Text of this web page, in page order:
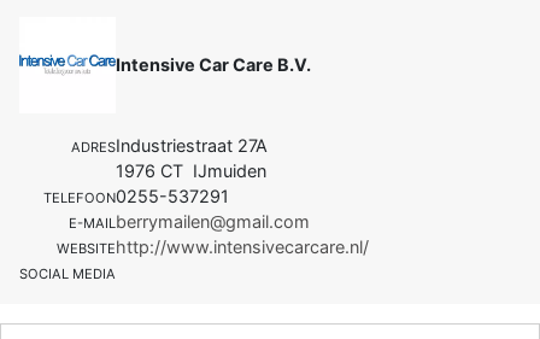
Intensive Car Care B.V.
ADRESIndustriestraat 27A
1976 CT IJmuiden
TELEFOON0255-537291
E-MAILberrymailen@gmail.com
WEBSITEhttp://www.intensivecarcare.nl/
SOCIAL MEDIA